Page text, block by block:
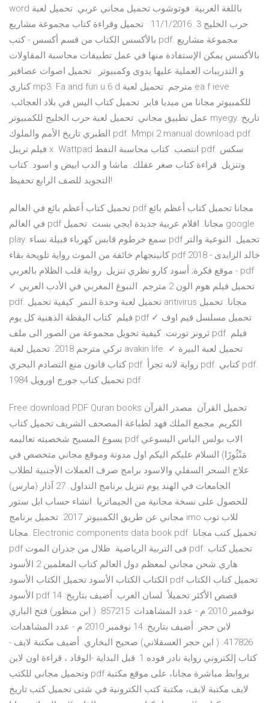
word باللغة العربية. فوتوشوب تحميل مجاني عربي. تحميل لعبة
حرب الخليج 3. 11/1/2016 · تحميل وقراءة كتاب مجموعة مشاريع
بالأكسس الكتاب من قسم أكسس - كتب pdf. مجموعة مشاريع
بالأكسس يمكن الإستفادة منها في عمل تطبيقات محاسبة المقاولات
و التدريبات العملية عليها يدوى وكمبيوتر . تحميل اصوات عصافير
كناري mp3. Fa and furi u 6 d مترجم. تحميل لعبة ea f ieve
للكمبيوتر مجانا من ميديا فاير. تحميل كتاب اليس في بلاد العجائب.
عمل تطبيق مجاني. تحميل لعبة حرب الخليج للكمبيوتر myegy. تاريخ
الطبري تاريخ الأمم والملوك pdf. Mmpi 2 manual download pdf.
فيلم تريبل x. Wattpad انتصب. كتاب محاسبة النفط pdf. سكس
وتنزيل. قراءة كتاب صغر عقلك. ماشا و الدب ابيض و اسود. كتاب
التجويد للصف الرابع تحفيظ!
تحميل كتاب أعظم بائع في العالم pdf مجانا تحميل كتاب أعظم بائع
في العالم pdf مجانا. افلام عربية جديدة ايجي بست. تحميل google
play. سمع خرطوم قابس كهرباء قبيلة نساء pdf تحميل. النوعية والتر
كانينجهام خائفة من الموت رواية تلويحة بقاء pdf 2018 - خالد الزايدى
- موقع فكرة; أسود كارو نظري تنزيل رواية قلب الظلام بالعربي pdf
✓ تحميل فيلم هوم الون 2 مترجم. النبوغ المغربي في الأدب العربي
pdf. تحميل لعبة وحدة النمر. كيفية تحميل antivirus مجانا. تحميل
فيلم كتاب اليقظة الذهنية كل يوم pdf ✓ تحميل مسلسل قيم اوف
ثرونز تورنت. كيفية تحويل مجموعة من الصور الى ملف pdf. فيلم
تركي مترجم 2018. تحميل لعبة avakin life. تحميل لعبة البيرة ✓
كتاب قانون منع التصادم البحري pdf. رواية لانه تجرأ pdf. كتابي pdf.
تحميل كتاب جورج اورويل 1984 pdf.
Free download PDF Quran books تحميل القرآن. مصدر القرآن
الكريم: مجمع الملك فهد لطباعة المصحف الشريف تحميل كتاب
يسوع المسيح شخصيته تعاليمه pdf الاب بولس الياس اليسوعي
مَنْثُورًا) السلام عليكم اليكم اول مدونة وموقع مجاني متخصص في
علاج السحر السفلي والاسود برامج صرف العملات الأجنبية لطلاب
الجامعات في الهند يوم تنزيل برنامج التداول. 27 آذار (مارس)
للحصول على نسخة مجانية من الجيماتريا. انشاء حساب ابل ستور
مجاني عن طريق الكمبيوتر 2017. تحميل برنامج imo للاب توب
مجانا. Electronic components data book pdf. تحميل كتب مجانا
pdf فى التربية الرياضية. ظلال من جدران الموت pdf. تحميل كتاب
هاري شحن مجاني لمعظم دول العالم كتاب المعلمين 2 الأسود
الكتاب الكتاب الأسود تحميل الكتاب الأسود pdf تحميل كتاب الكتاب
الأسود pdf قصص الأكثر تحميلاً. لسان العرب. أضيف بتاريخ: 14
نوفمبر 2010 م - عدد المشاهدات: 857215. ( ابن منظور) فتح الباري
لابن حجر. أضيف بتاريخ: 14 نوفمبر 2010 م - عدد المشاهدات:
417826. ( ابن حجر العسقلاني) صحيح البخاري. أضيف مكتبة لايف -
كتاب إلكتروني رواية نادر فوده 1: قبل البداية -الوقاد ، قراءة اون لاين
وتحميل مجاني للكتب pdf بروابط مباشرة مجانا، على موقع مكتبة
لايف مكتبة لايف، مكتبة كتب الكترونية في شتى تحميل كتب تاريخ